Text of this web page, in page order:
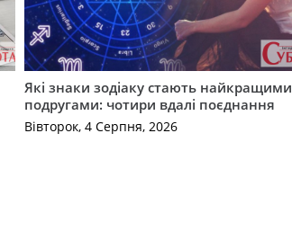
Які знаки зодіаку стають найкращими
подругами: чотири вдалі поєднання
Вівторок, 4 Серпня, 2026